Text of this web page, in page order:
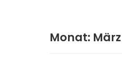
Monat: